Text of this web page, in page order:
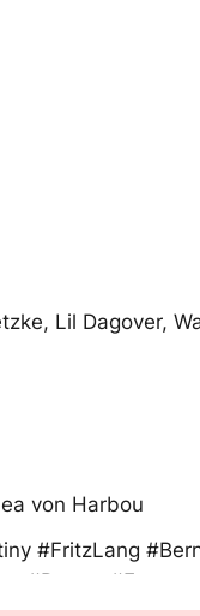
Lil Dagover,
von Harbou
#FritzLang
#Drama #Fantasy